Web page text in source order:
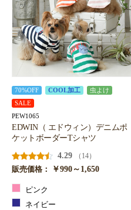
70%OFF COOL加工
虫よけ
SALE
PEW1065
EDWIN（ エドウィン）デニムポ
ケットボーダーTシャツ
4.29
（14）
販売価格：
￥990～1,650
ピンク
ネイビー